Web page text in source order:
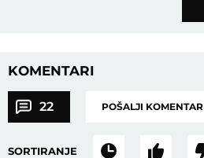
KOMENTARI
22 POŠALJI KOMENTAR
SORTIRANJE